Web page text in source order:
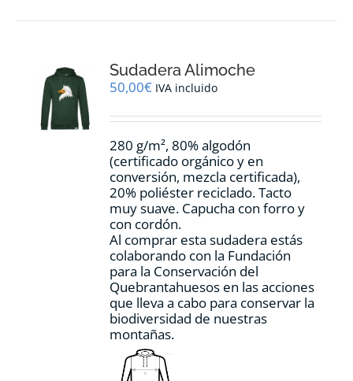
se
pueden
en
página
de
producto
Sudadera Alimoche
50,00€ IVA incluido
280 g/m², 80% algodón
(certificado orgánico y en
conversión, mezcla certificada),
20% poliéster reciclado. Tacto
muy suave. Capucha con forro y
con cordón.
Al comprar esta sudadera estás
colaborando con la Fundación
para la Conservación del
Quebrantahuesos en las acciones
que lleva a cabo para conservar la
biodiversidad de nuestras
montañas.